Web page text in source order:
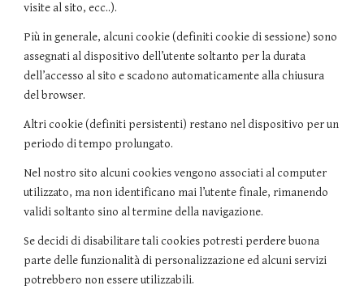
visite al sito, ecc..).
Più in generale, alcuni cookie (definiti cookie di sessione) sono
assegnati al dispositivo dell’utente soltanto per la durata
dell’accesso al sito e scadono automaticamente alla chiusura
del browser.
Altri cookie (definiti persistenti) restano nel dispositivo per un
periodo di tempo prolungato.
Nel nostro sito alcuni cookies vengono associati al computer
utilizzato, ma non identificano mai l’utente finale, rimanendo
validi soltanto sino al termine della navigazione.
Se decidi di disabilitare tali cookies potresti perdere buona
parte delle funzionalità di personalizzazione ed alcuni servizi
potrebbero non essere utilizzabili.